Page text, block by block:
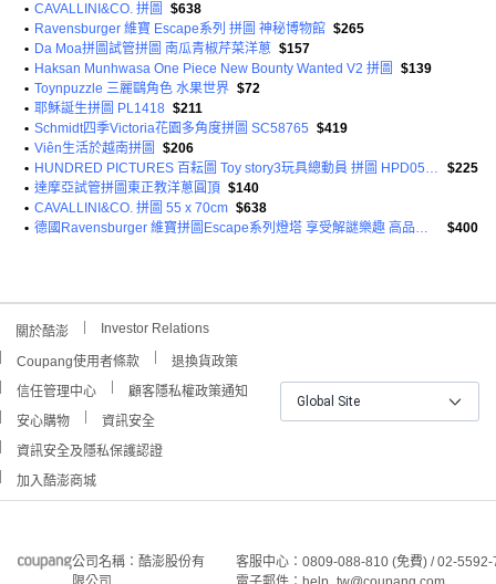
• CAVALLINI&CO. 拼圖
$638
• Ravensburger 維寶 Escape系列 拼圖 神秘博物館 $265
• Da Moa拼圖試管拼圖 南瓜青椒芹菜洋蔥 $157
• Haksan Munhwasa One Piece New Bounty Wanted V2 拼圖
$139
• Toynpuzzle 三麗鷗角色 水果世界 $72
• 耶穌誕生拼圖 PL1418 $211
• Schmidt四季Victoria花園多角度拼圖 SC58765 $419
• Viên生活於越南拼圖
$206
•
HUNDRED PICTURES 百耘圖 Toy story3玩具總動員 拼圖 HPD0520-200 53 x 38cm 520片
$225
• 達摩亞試管拼圖東正教洋蔥圓頂 $140
• CAVALLINI&CO. 拼圖 55 x 70cm $638
•
德國Ravensburger 維寶拼圖Escape系列燈塔 享受解謎樂趣 高品質材料 色彩鮮豔 $400
關於酷澎 Investor Relations
Coupang使用者條款
退換貨政策
信任管理中心
顧客隱私權政策通知
安心購物
資訊安全
資訊安全及隱私保護認證
加入酷澎商城
Global Site
公司名稱：酷澎股份有
客服中心：0809-088-810 (免費) / 02-